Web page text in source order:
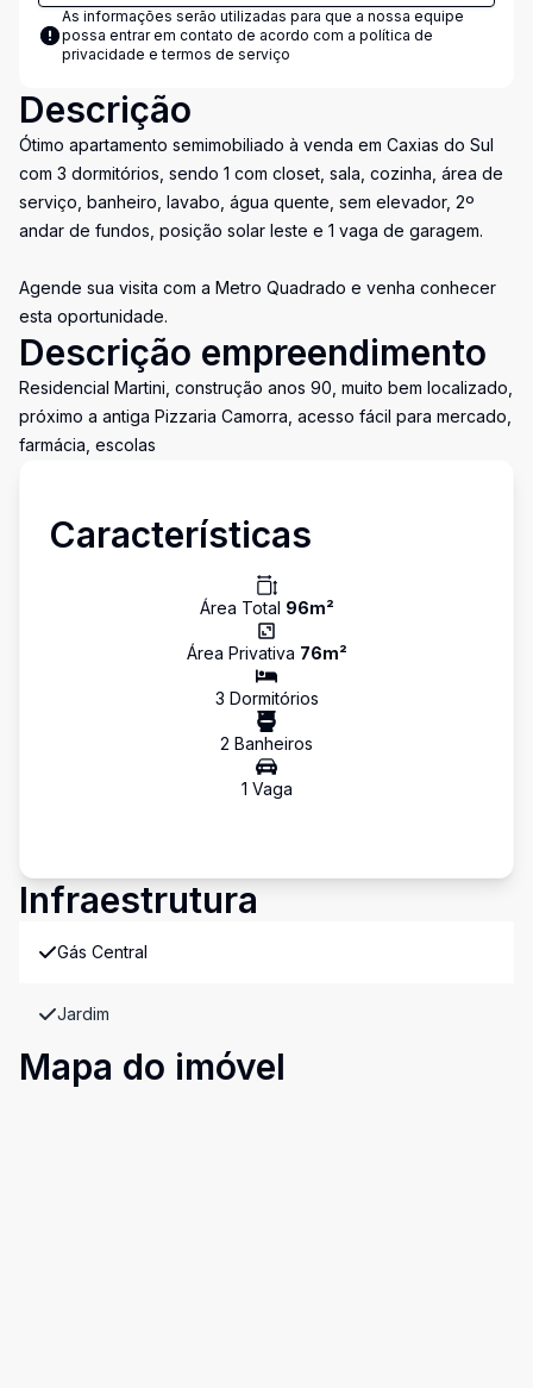
As informações serão utilizadas para que a nossa equipe
possa entrar em contato de acordo com a política de
privacidade e termos de serviço
Descrição
Ótimo apartamento semimobiliado à venda em Caxias do Sul
com 3 dormitórios, sendo 1 com closet, sala, cozinha, área de
serviço, banheiro, lavabo, água quente, sem elevador, 2º
andar de fundos, posição solar leste e 1 vaga de garagem.
Agende sua visita com a Metro Quadrado e venha conhecer
esta oportunidade.
Descrição empreendimento
Residencial Martini, construção anos 90, muito bem localizado,
próximo a antiga Pizzaria Camorra, acesso fácil para mercado,
farmácia, escolas
Características
Área Total 96m²
Área Privativa 76m²
3 Dormitórios
2 Banheiros
1 Vaga
Infraestrutura
Gás Central
Jardim
Mapa do imóvel